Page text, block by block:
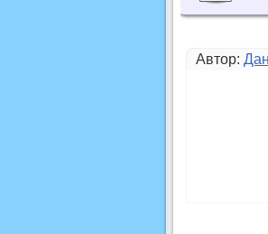
Автор: